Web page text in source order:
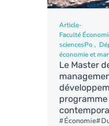
Article-
Faculté
sciencesPo
économie et
Le Master
Économie